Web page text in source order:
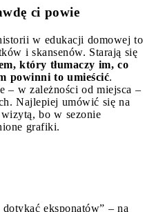
ci powie
w edukacji domowej to
i skansenów. Starają się
który tłumaczy im, co
powinni to umieścić.
– w zależności od miejsca –
Najlepiej umówić się na
bo w sezonie
grafiki.
eksponatów” – na